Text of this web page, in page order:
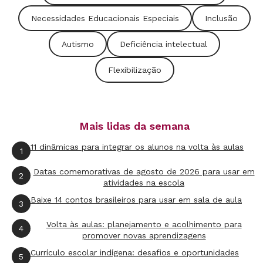
contrário, apresentam alto desempenho e
desenvolvem habilidades específicas - como ter
muita facilidade para memorizar números ou
deter um conhecimento muito específico sobre
informática, por exemplo. Descobrir e explorar
Quer saber mais?
Direitos das Pessoas com Autismo.Cartilha
disponível no portal da Defensoria Pública
do Estado de São Paulo.
Sites
Necessidades Educacionais Especiais Inclusão
Autismo Deficiência intelectual
Flexibilização
Mais lidas da semana
1 11 dinâmicas para integrar os alunos na volta às aulas
2
Datas comemorativas de agosto de 2026 para usar em
atividades na escola
3 Baixe 14 contos brasileiros para usar em sala de aula
4
Volta às aulas: planejamento e acolhimento para
promover novas aprendizagens
5 Currículo escolar indígena: desafios e oportunidades